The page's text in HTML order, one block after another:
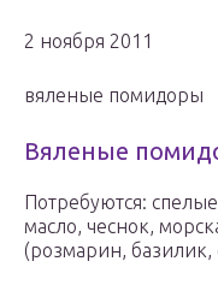
2 ноября 2011
вяленые помидоры
Вяленые
Потребуются:
масло, чеснок,
(розмарин,